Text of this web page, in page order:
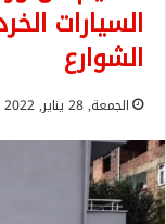
السيارات
الشوارع
الجمعة, 28 يناير, 2022